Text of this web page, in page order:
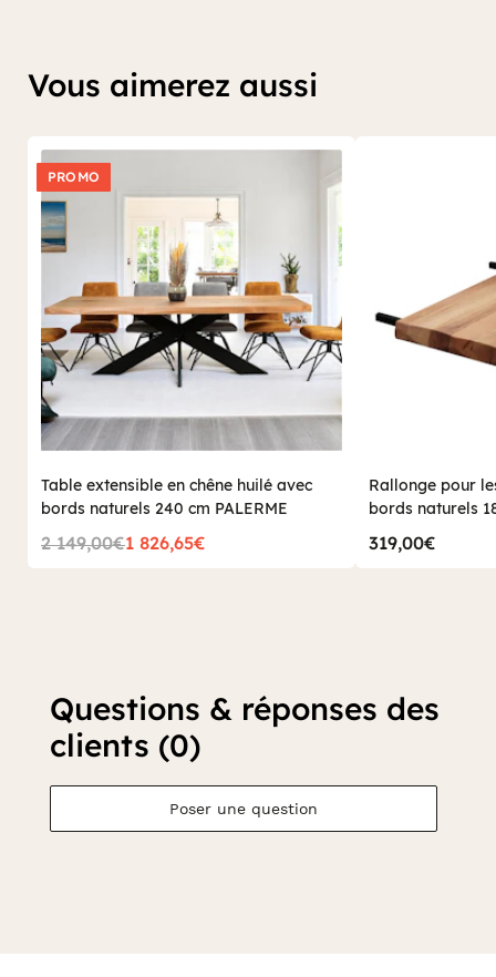
Vous aimerez aussi
PROMO
Table extensible en chêne huilé avec
bords naturels 240 cm PALERME
2 149,00€1 826,65€
Rallonge pour
bords naturels
cm PALERME
319,00€
Questions & réponses des
clients (0)
Poser une question